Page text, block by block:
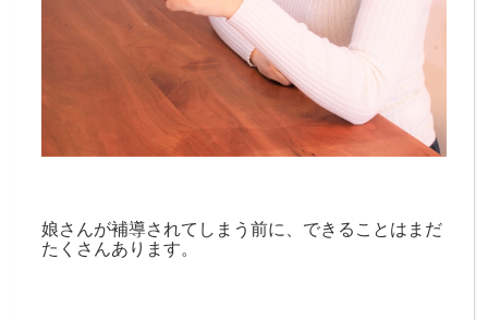
娘さんが補導されてしまう前に、できることはまだ
たくさんあります。